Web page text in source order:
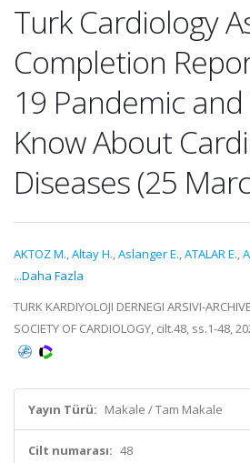
Turk Cardiology
Completion
19 Pandemic
Know About
Diseases (25
AKTOZ M.,Altay H.,Aslanger E.,ATALAR E.,
...Daha Fazla
TURK KARDIYOLOJI DERNEGI ARSIVI-
SOCIETY OF CARDIOLOGY, cilt.48, ss.1-48,
Yayın Türü: Makale / Tam Makale
Cilt numarası: 48